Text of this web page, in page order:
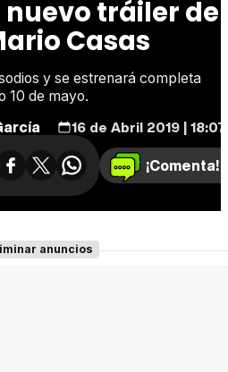
tráiler de
Casas
y se estrenará completa
10 de mayo.
16 de Abril 2019 | 18:07
¡Comenta!
anuncios